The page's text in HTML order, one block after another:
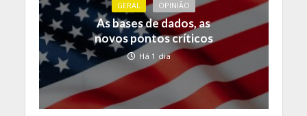
GERAL OPINIÃO
As bases de dados, as
novos pontos críticos
Há 1 dia